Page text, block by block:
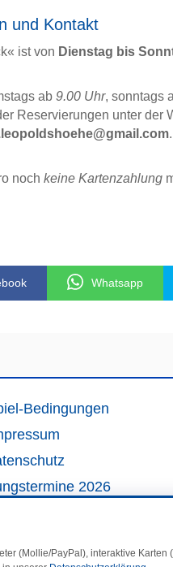
und Kontakt
ist von Dienstag bis
ab9.00 Uhr, sonntags
Reservierungen unter der
.
nochkeine Kartenzahlung
Whatsapp
Bedingungen
2026
(Mollie/PayPal), interaktive Karten